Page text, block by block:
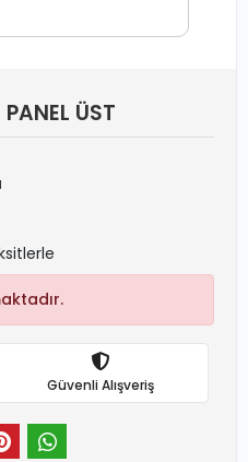
ÜST
Güvenli Alışveriş